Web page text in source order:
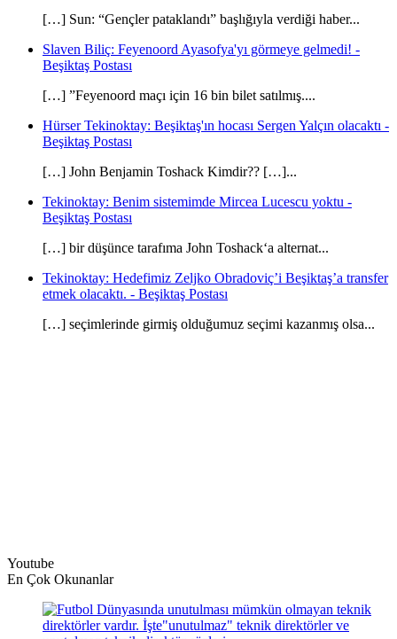
[…] Sun: “Gençler pataklandı” başlığıyla verdiği haber...
Slaven Biliç: Feyenoord Ayasofya'yı görmeye gelmedi! -
Beşiktaş Postası
[…] ”Feyenoord maçı için 16 bin bilet satılmış....
Hürser Tekinoktay: Beşiktaş'ın hocası Sergen Yalçın olacaktı -
Beşiktaş Postası
[…] John Benjamin Toshack Kimdir?? […]...
Tekinoktay: Benim sistemimde Mircea Lucescu yoktu -
Beşiktaş Postası
[…] bir düşünce tarafıma John Toshack‘a alternat...
Tekinoktay: Hedefimiz Zeljko Obradoviç’i Beşiktaş’a transfer
etmek olacaktı. - Beşiktaş Postası
[…] seçimlerinde girmiş olduğumuz seçimi kazanmış olsa...
Youtube
En Çok Okunanlar